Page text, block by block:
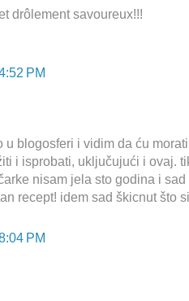
drôlement savoureux!!!
PM
u blogosferi i vidim da ću
i isprobati, uključujući i ovaj.
nisam jela sto godina i
recept! idem sad škicnut što
PM